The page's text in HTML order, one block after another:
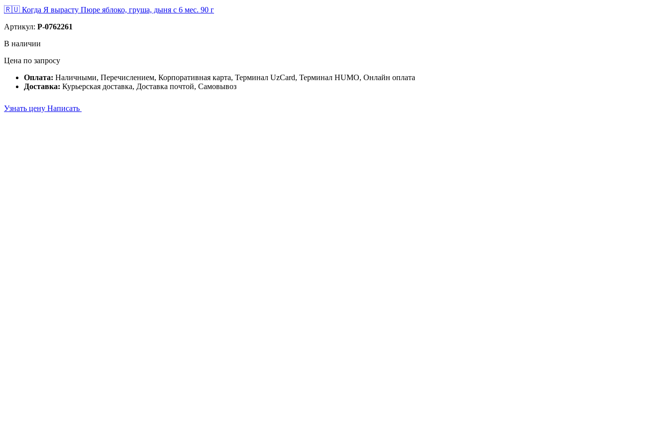
🇷🇺 Когда Я вырасту Пюре яблоко, груша, дыня с 6 мес. 90 г
Артикул: P-0762261
В наличии
Цена по запросу
Оплата: Наличными, Перечислением, Корпоративная карта, Терминал UzCard, Терминал HUMO, Онлайн оплата
Доставка: Курьерская доставка, Доставка почтой, Самовывоз
Узнать цену Написать